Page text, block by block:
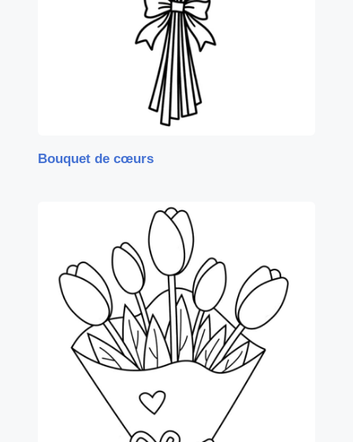
Bouquet de cœurs